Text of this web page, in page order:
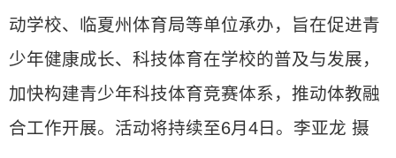
动学校、临夏州体育局等单位承办，旨在促进青
少年健康成长、科技体育在学校的普及与发展，
加快构建青少年科技体育竞赛体系，推动体教融
合工作开展。活动将持续至6月4日。李亚龙 摄